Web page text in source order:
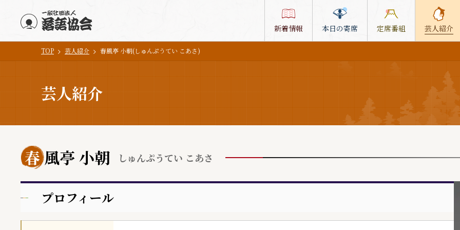
メインコンテンツにスキップ
新着情報 本日の寄席 定席番組 芸人紹介
TOP 芸人紹介 春風亭 小朝(しゅんぷうてい こあさ)
芸人紹介
春 風亭 小朝 しゅんぷうてい こあさ
プロフィール